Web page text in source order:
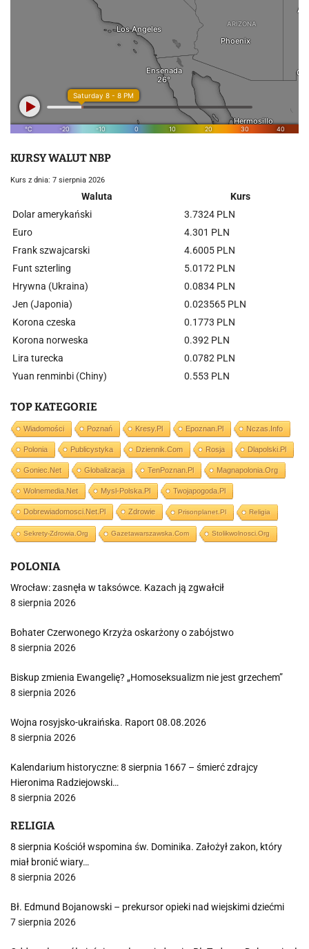
KURSY WALUT NBP
Kurs z dnia: 7 sierpnia 2026
Waluta
Kurs
Dolar amerykański
3.7324 PLN
Euro
4.301 PLN
Frank szwajcarski
4.6005 PLN
Funt szterling
5.0172 PLN
Hrywna (Ukraina)
0.0834 PLN
Jen (Japonia)
0.023565 PLN
Korona czeska
0.1773 PLN
Korona norweska
0.392 PLN
Lira turecka
0.0782 PLN
Yuan renminbi (Chiny)
0.553 PLN
TOP KATEGORIE
Wiadomości Poznań Kresy.pl Epoznan.pl Nczas.info
Polonia Publicystyka Dziennik.com Rosja Dlapolski.pl
Goniec.net Globalizacja TenPoznan.pl Magnapolonia.org
Wolnemedia.net Mysl-Polska.pl Twojapogoda.pl
Dobrewiadomosci.net.pl Zdrowie Prisonplanet.pl Religia
Sekrety-Zdrowia.org Gazetawarszawska.com Stolikwolnosci.org
POLONIA
Wrocław: zasnęła w taksówce. Kazach ją zgwałcił
8 sierpnia 2026
Bohater Czerwonego Krzyża oskarżony o zabójstwo
8 sierpnia 2026
Biskup zmienia Ewangelię? „Homoseksualizm nie jest grzechem”
8 sierpnia 2026
Wojna rosyjsko-ukraińska. Raport 08.08.2026
8 sierpnia 2026
Kalendarium historyczne: 8 sierpnia 1667 – śmierć zdrajcy
Hieronima Radziejowski…
8 sierpnia 2026
RELIGIA
8 sierpnia Kościół wspomina św. Dominika. Założył zakon, który
miał bronić wiary…
8 sierpnia 2026
Bł. Edmund Bojanowski – prekursor opieki nad wiejskimi dziećmi
7 sierpnia 2026